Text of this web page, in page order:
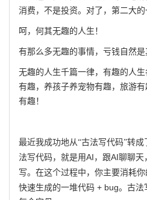
消费，不是投资。对了，第二大的
呵，何其无趣的人生！
有那么多无趣的事情，亏钱自然是
无趣的人生千篇一律，有趣的人
有趣，养孩子养宠物有趣，旅游
有趣！
最近我成功地从“古法写代码”转
法写代码，就是用AI ，跟AI聊聊天
写。在这个过程中，你主要消耗你
快速生成的一堆代码 + bug。古法